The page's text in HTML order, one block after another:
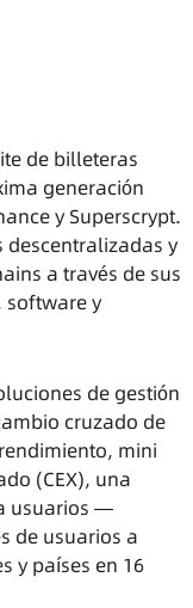
de billeteras
generación
y Superscrypt.
descentralizadas y
a través de sus
software y
de gestión
cruzado de
mini
(CEX), una
usuarios —
de usuarios a
y países en 16